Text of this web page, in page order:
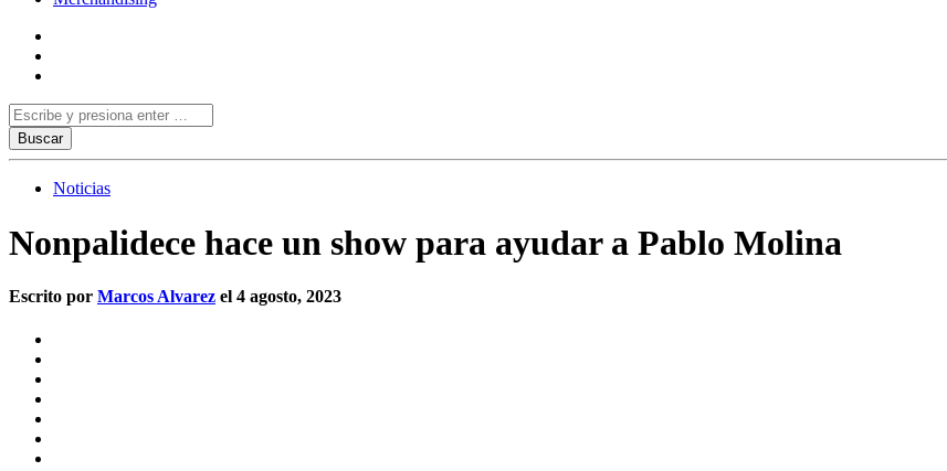
Noticias
Nonpalidece hace un show para ayudar a Pablo Molina
Escrito por Marcos Alvarez el 4 agosto, 2023